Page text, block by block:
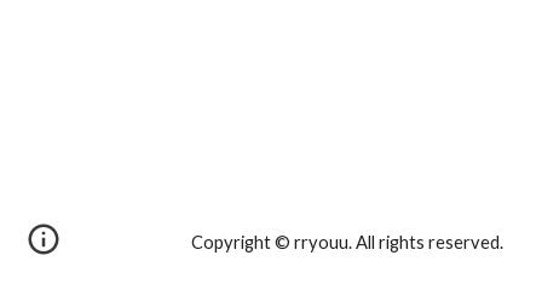
Copyright © rryouu. All rights reserved.